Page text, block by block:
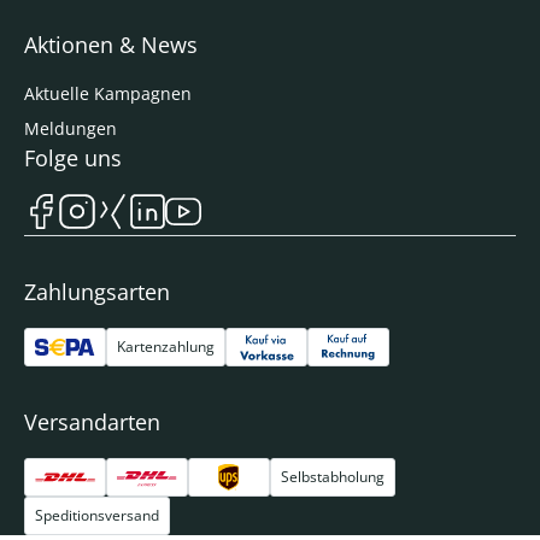
Aktionen & News
Aktuelle Kampagnen
Meldungen
Zahlungsarten
Kartenzahlung
Versandarten
Selbstabholung
Speditionsversand
Folge uns